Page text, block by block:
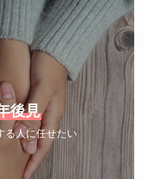
後見
る人に任せたい